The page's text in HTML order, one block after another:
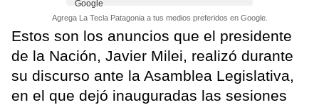
Agrega La Tecla Patagonia a tus medios preferidos en Google.
Estos son los anuncios que el presidente
de la Nación, Javier Milei, realizó durante
su discurso ante la Asamblea Legislativa,
en el que dejó inauguradas las sesiones